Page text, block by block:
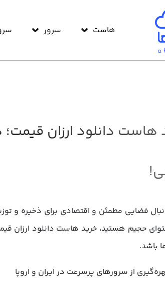
هاست سرور
هاست دانلود ارزان
فضایی مطمئن و اقتصادی برای ذخیره و
حجیم هستید، خرید هاست دانلود ارزان
باشد.
از سرورهای پرسرعت در ایران و اروپا